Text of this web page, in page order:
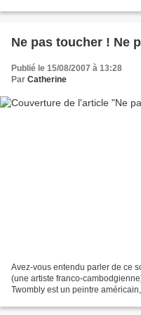
Ne pas toucher ! Ne
Publié le 15/08/2007 à 13:28
Par Catherine
Avez-vous entendu parler de ce
(une artiste franco-
Twombly est un peintre